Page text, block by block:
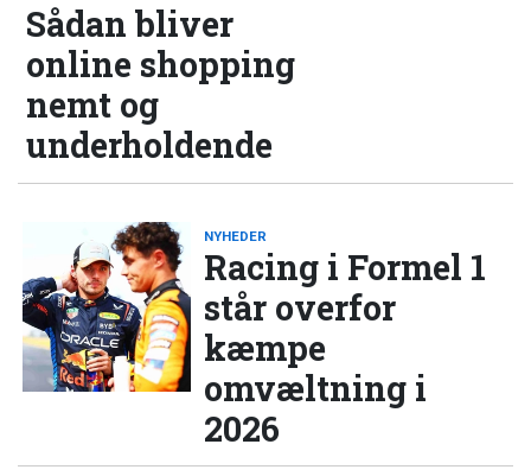
Sådan bliver
online shopping
nemt og
underholdende
NYHEDER
Racing i Formel 1
står overfor
kæmpe
omvæltning i
2026